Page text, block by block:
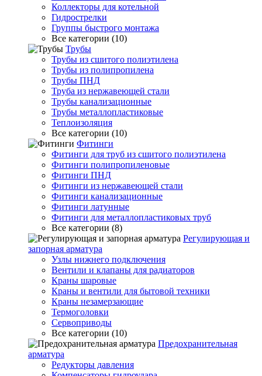
Коллекторы для котельной
Гидрострелки
Группы быстрого монтажа
Все категории (10)
Трубы
Трубы из сшитого полиэтилена
Трубы из полипропилена
Трубы ПНД
Труба из нержавеющей стали
Трубы канализационные
Трубы металлопластиковые
Теплоизоляция
Все категории (10)
Фитинги
Фитинги для труб из сшитого полиэтилена
Фитинги полипропиленовые
Фитинги ПНД
Фитинги из нержавеющей стали
Фитинги канализационные
Фитинги латунные
Фитинги для металлопластиковых труб
Все категории (8)
Регулирующая и
запорная арматура
Узлы нижнего подключения
Вентили и клапаны для радиаторов
Краны шаровые
Краны и вентили для бытовой техники
Краны незамерзающие
Термоголовки
Сервоприводы
Все категории (10)
Предохранительная
арматура
Редукторы давления